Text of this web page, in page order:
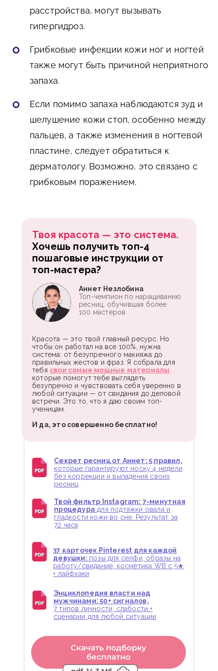
расстройства, могут вызывать
гипергидроз.
Грибковые инфекции кожи ног и ногтей
также могут быть причиной неприятного
запаха.
Если помимо запаха наблюдаются зуд и
шелушение кожи стоп, особенно между
пальцев, а также изменения в ногтевой
пластине, следует обратиться к
дерматологу. Возможно, это связано с
грибковым поражением.
Твоя красота — это система.
Хочешь получить топ-4
пошаговые инструкции от
топ-мастера?
Красота — это твой главный ресурс. Но
чтобы он работал на все 100%, нужна
система: от безупречного макияжа до
правильных жестов и фраз. Я собрала для
тебя свои самые мощные материалы,
которые помогут тебе выглядеть
безупречно и чувствовать себя уверенно в
любой ситуации — от свидания до деловой
встречи. Это то, что я даю своим топ-
ученицам.
И да, это совершенно бесплатно!
Аннет Незлобина
Топ-чемпион по наращиванию
ресниц, обучившая более
100 мастеров
Секрет ресниц от Аннет: 5 правил,
которые гарантируют носку 4 недели
без коррекции и выпадения своих
ресниц
Твой фильтр Instagram: 7-минутная
процедурадля подтяжки овала и
гладкости кожи во сне. Результат за
72 часа
37 карточек Pinterest для каждой
девушки: позы для селфи, образы на
работу/свидание, косметика WB с 5★
+ лайфхаки
Энциклопедия власти над
мужчинами: 50+ сигналов,
7 типов личности, слабости +
сценарии для любой ситуации